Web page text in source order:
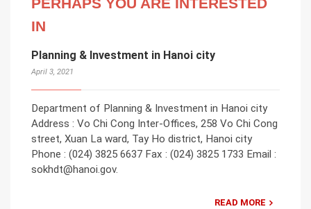
IN
Planning & Investment in Hanoi city
April 3, 2021
Department of Planning & Investment in Hanoi city
Address : Vo Chi Cong Inter-Offices, 258 Vo Chi Cong
street, Xuan La ward, Tay Ho district, Hanoi city
Phone : (024) 3825 6637 Fax : (024) 3825 1733 Email :
sokhdt@hanoi.gov.
READ MORE